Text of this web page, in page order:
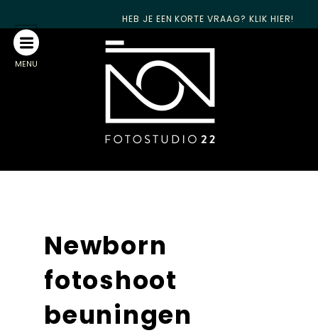
MENU
HEB JE EEN KORTE VRAAG? KLIK HIER!
Newborn
fotoshoot
beuningen